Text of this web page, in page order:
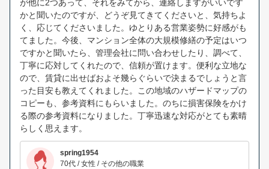
が他に2つあって、それをみてから、連絡しますがいいです
かと聞いたのですが、どうぞ見てきてくださいと、気持ちよ
く、応じてくださいました。ゆとりある営業姿勢に好感がも
てました。今後、マンション全体の大規模修繕の予定はいつ
ですかと聞いたら、管理会社に問い合わせしたり、調べて、
丁寧に応対してくれたので、信頼が置けます。便利な立地な
ので、賃貸に出せばおよそ幾らぐらいで決まるでしょうと言
った目安も教えてくれました。この地域のハザードマップの
コピーも、参考資料にもらいました。のちに損害保険をかけ
る際の参考資料になりました。丁寧迅速な対応がとても素晴
らしく思えます。
spring1954
70代 / 女性 / その他の職業